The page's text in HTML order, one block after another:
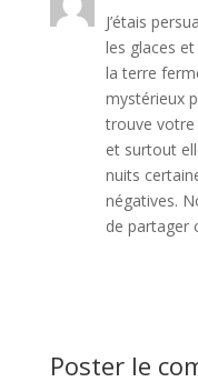
J’étais
les glaces
la terre
mystérieux
trouve votre
et surtout
nuits
négatives.
de partager
Poster le